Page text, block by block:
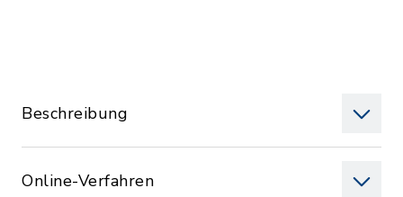
Beschreibung
Online-Verfahren